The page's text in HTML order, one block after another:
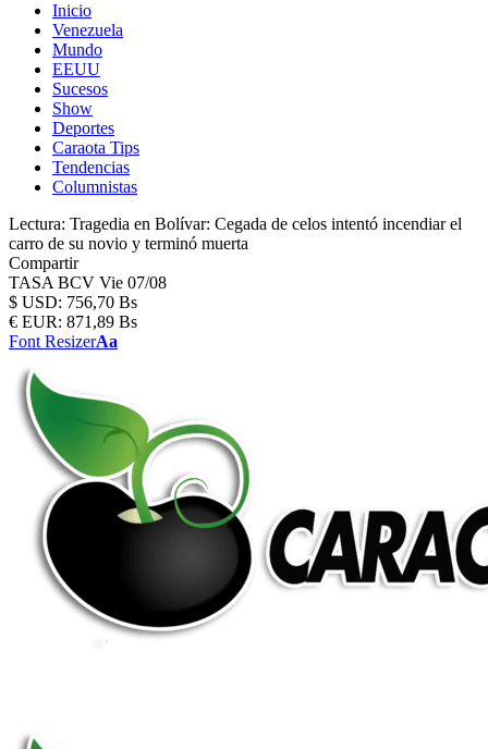
Inicio
Venezuela
Mundo
EEUU
Sucesos
Show
Deportes
Caraota Tips
Tendencias
Columnistas
Lectura: Tragedia en Bolívar: Cegada de celos intentó incendiar el
carro de su novio y terminó muerta
Compartir
TASA BCV Vie 07/08
$ USD: 756,70 Bs
€ EUR: 871,89 Bs
Font ResizerAa